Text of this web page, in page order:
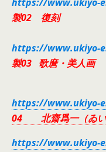
製02 復刻
https://www.ukiyo-
製03 歌麿・美人画
https://www.ukiyo-
04 北齋爲一（ゐい
https://www.ukiyo-